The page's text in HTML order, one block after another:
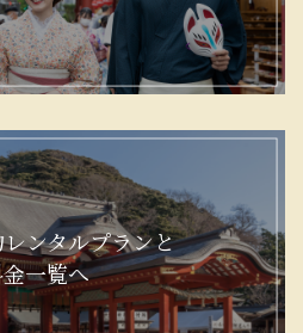
ンタルプランと
一覧へ